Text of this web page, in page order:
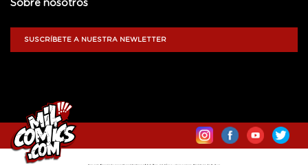
Sobre nosotros
SUSCRÍBETE A NUESTRA NEWLETTER